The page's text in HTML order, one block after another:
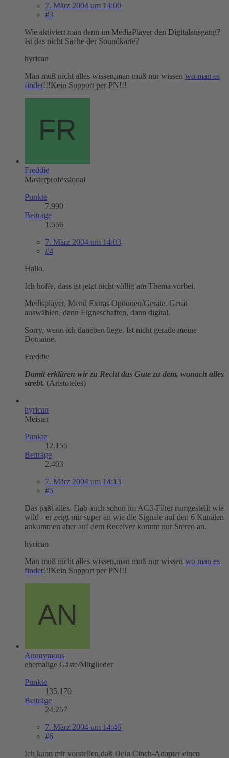
7. März 2004 um 14:00
#3
Wie aktiviert man denn im MediaPlayer den Digitalausgang?
Ist das nicht Sache der Soundkarte?
hyrican
Man muß nicht alles wissen,man muß nur wissen wo man es
findet!!!Kein Support per PN!!!
Freddie
Masterprofessional
Punkte
7.990
Beiträge
1.556
7. März 2004 um 14:03
#4
Hallo.
Ich hoffe, dass ist jetzt nicht völlig am Thema vorbei.
Medisplayer, Menü Extras Optionen/Geräte. Gerät
auswählen, dann Eigneschaften, dann digital.
Sorry, wenn ich daneben liege. Ist nicht gerade meine
Domaine.
Freddie
Damit erklären wir zu Recht das Gute zu dem, wonach alles
strebt. (Aristoteles)
hyrican
Meister
Punkte
12.155
Beiträge
2.403
7. März 2004 um 14:13
#5
Das paßt alles. Hab auch schon im AC3-Filter rumgestellt wie
wild - er zeigt mir super an wie die Signale auf den 6 Kanälen
ankommen aber auf dem Receiver kommt nur Stereo an.
hyrican
Man muß nicht alles wissen,man muß nur wissen wo man es
findet!!!Kein Support per PN!!!
Anonymous
ehemalige Gäste/Mitglieder
Punkte
135.170
Beiträge
24.257
7. März 2004 um 14:46
#6
Ich kann mir vorstellen,daß Dein Cinch-Adapter einen